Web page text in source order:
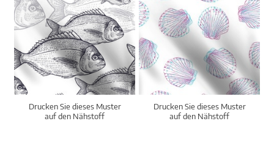
Drucken Sie dieses Muster
auf den Nähstoff
Drucken Sie dieses Muster
auf den Nähstoff